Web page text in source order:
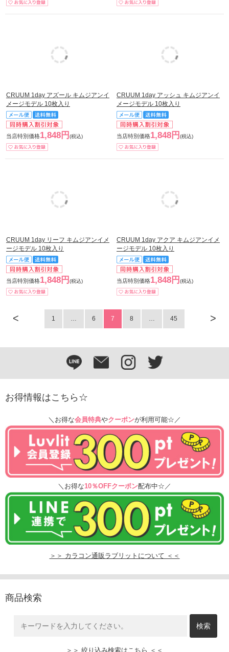
CRUUM 1day アズール キムジアンイ
メージモデル 10枚入り
当店特別価格1,848円 (税込)
CRUUM 1day アッシュ キムジアンイ
メージモデル 10枚入り
当店特別価格1,848円 (税込)
CRUUM 1day リーフ キムジアンイメ
ージモデル 10枚入り
当店特別価格1,848円 (税込)
CRUUM 1day アクア キムジアンイメ
ージモデル 10枚入り
当店特別価格1,848円 (税込)
< >
1 … 6 7 8 … 45
お得情報はこちら☆
＼お得な会員特典やクーポンが利用可能☆／
＼お得な10％OFFクーポン配布中☆／
＞＞ カラコン通販ラブリットについて ＜＜
商品検索
＞＞ 絞り込み検索はこちら ＜＜